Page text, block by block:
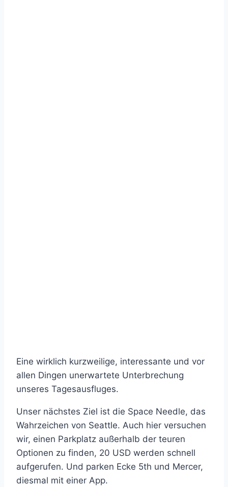
Eine wirklich kurzweilige, interessante und vor
allen Dingen unerwartete Unterbrechung
unseres Tagesausfluges.
Unser nächstes Ziel ist die Space Needle, das
Wahrzeichen von Seattle. Auch hier versuchen
wir, einen Parkplatz außerhalb der teuren
Optionen zu finden, 20 USD werden schnell
aufgerufen. Und parken Ecke 5th und Mercer,
diesmal mit einer App.